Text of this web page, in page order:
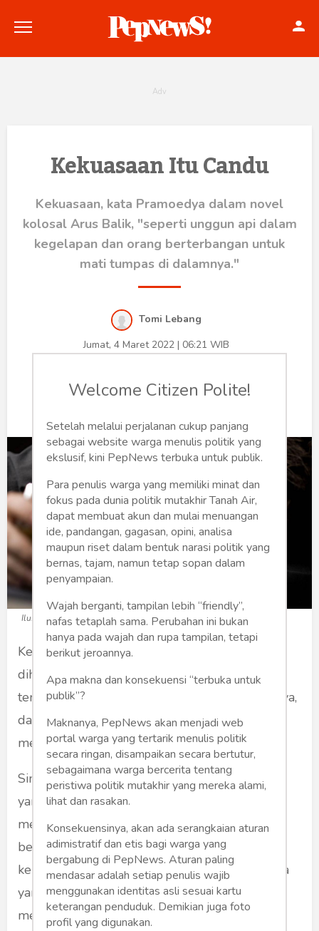
Politik
Hankam
Internasional
Sketsa
Gaya
Wisata
Wanita
Kekuasaan Itu Candu
Kekuasaan, kata Pramoedya dalam novel
kolosal Arus Balik, "seperti unggun api dalam
kegelapan dan orang berterbangan untuk
mati tumpas di dalamnya."
Tomi Lebang
Jumat, 4 Maret 2022 | 06:21 WIB
Ilustrasi mabuk (Foto: liputan6.com)
Kekuasaan itu candu. Melenakan. Sekadar
dihembus anginnya saja, orang-orang akan
terpelanting ke awan, jadi mapan, jadi kaya-raya,
dan menggapai semua impian. Anginnya
membuai kerabat, keluarga, teman-teman.
Singgasana kekuasaan itu bak seberkas cahaya
yang begitu terang dan menyilaukan. Sinarnya
melambai-lambai, laron-laron beterbangan,
berkisar dan datang merubung. Terang cahaya
kekuasaan bisa memberi harapan pada mereka
yang putus asa, tapi panasnya juga bisa
memanggang mereka yang tak terbiasa.
Welcome Citizen Polite!
Setelah melalui perjalanan cukup panjang
sebagai website warga menulis politik yang
ekslusif, kini PepNews terbuka untuk publik.
Para penulis warga yang memiliki minat dan
fokus pada dunia politik mutakhir Tanah Air,
dapat membuat akun dan mulai menuangan
ide, pandangan, gagasan, opini, analisa
maupun riset dalam bentuk narasi politik yang
bernas, tajam, namun tetap sopan dalam
penyampaian.
Wajah berganti, tampilan lebih “friendly”,
nafas tetaplah sama. Perubahan ini bukan
hanya pada wajah dan rupa tampilan, tetapi
berikut jeroannya.
Apa makna dan konsekuensi “terbuka untuk
publik”?
Maknanya, PepNews akan menjadi web
portal warga yang tertarik menulis politik
secara ringan, disampaikan secara bertutur,
sebagaimana warga bercerita tentang
peristiwa politik mutakhir yang mereka alami,
lihat dan rasakan.
Konsekuensinya, akan ada serangkaian aturan
adimistratif dan etis bagi warga yang
bergabung di PepNews. Aturan paling
mendasar adalah setiap penulis wajib
menggunakan identitas asli sesuai kartu
keterangan penduduk. Demikian juga foto
profil yang digunakan.